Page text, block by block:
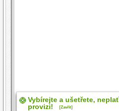
Vybírejte a ušetřete,
provizi!
[Zavřít]